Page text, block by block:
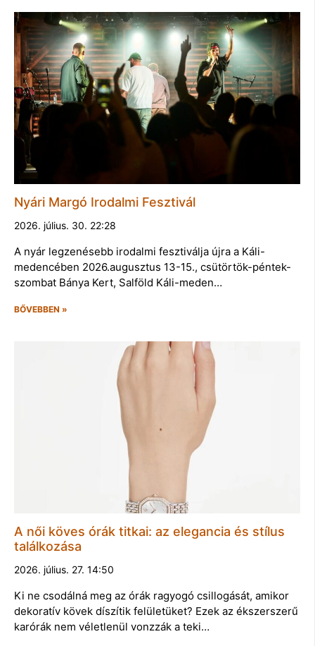
Nyári Margó Irodalmi Fesztivál
2026. július. 30. 22:28
A nyár legzenésebb irodalmi fesztiválja újra a Káli-
medencében 2026.augusztus 13-15., csütörtök-péntek-
szombat Bánya Kert, Salföld Káli-meden…
BŐVEBBEN »
A női köves órák titkai: az elegancia és stílus
találkozása
2026. július. 27. 14:50
Ki ne csodálná meg az órák ragyogó csillogását, amikor
dekoratív kövek díszítik felületüket? Ezek az ékszerszerű
karórák nem véletlenül vonzzák a teki…